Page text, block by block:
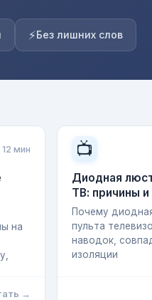
⚡Без лишних слов
мин
на
→
📺
Диодная
ТВ: причины
Почему
пульта
наводок,
изоляции